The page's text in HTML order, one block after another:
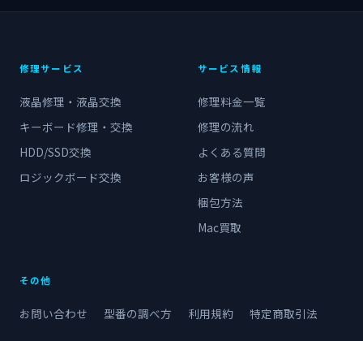
修理サービス
液晶修理・液晶交換
キーボード修理・交換
HDD/SSD交換
ロジックボード交換
サービス情報
修理料金一覧
修理の流れ
よくある質問
お客様の声
梱包方法
Mac買取
その他
お問い合わせ 型番の調べ方 利用規約 特定商取引法